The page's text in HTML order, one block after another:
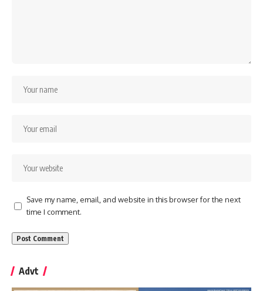
Save my name, email, and website in this browser for the next
time I comment.
Advt